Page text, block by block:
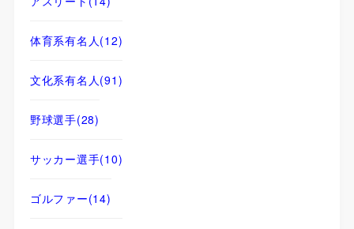
体育系有名人(12)
文化系有名人(91)
野球選手(28)
サッカー選手(10)
ゴルファー(14)